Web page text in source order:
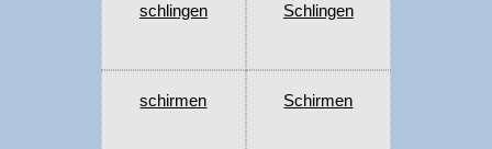
schlingen Schlingen
schirmen Schirmen